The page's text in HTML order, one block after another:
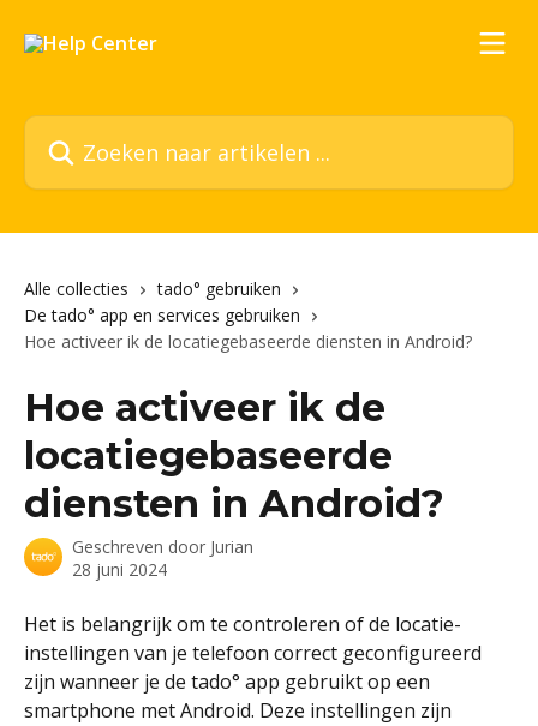
Zoeken naar artikelen ...
Alle collecties
tado° gebruiken
De tado° app en services gebruiken
Hoe activeer ik de locatiegebaseerde diensten in Android?
Hoe activeer ik de
locatiegebaseerde
diensten in Android?
Geschreven door Jurian
28 juni 2024
Het is belangrijk om te controleren of de locatie-
instellingen van je telefoon correct geconfigureerd
zijn wanneer je de tado° app gebruikt op een
smartphone met Android. Deze instellingen zijn